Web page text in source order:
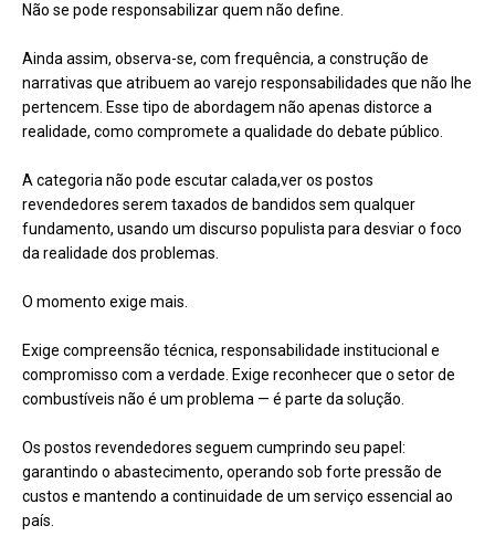
Não se pode responsabilizar quem não define.
Ainda assim, observa-se, com frequência, a construção de
narrativas que atribuem ao varejo responsabilidades que não lhe
pertencem. Esse tipo de abordagem não apenas distorce a
realidade, como compromete a qualidade do debate público.
A categoria não pode escutar calada,ver os postos
revendedores serem taxados de bandidos sem qualquer
fundamento, usando um discurso populista para desviar o foco
da realidade dos problemas.
O momento exige mais.
Exige compreensão técnica, responsabilidade institucional e
compromisso com a verdade. Exige reconhecer que o setor de
combustíveis não é um problema — é parte da solução.
Os postos revendedores seguem cumprindo seu papel:
garantindo o abastecimento, operando sob forte pressão de
custos e mantendo a continuidade de um serviço essencial ao
país.